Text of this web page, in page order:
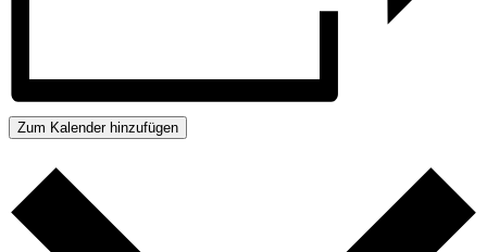
Zum Kalender hinzufügen